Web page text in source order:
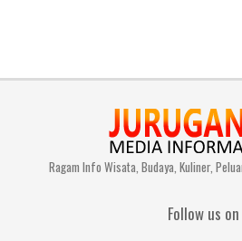
Ragam Info Wisata, Budaya, Kuliner,
Follow us on